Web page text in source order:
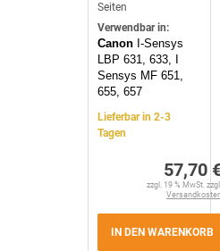
Seiten
Verwendbar in:
Canon I-Sensys
LBP 631, 633, I
Sensys MF 651,
655, 657
Lieferbar in 2-3
Tagen
57,70
zzgl. 19 % MwSt.
IN DEN WARENKORB